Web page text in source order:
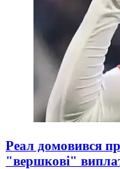
Реал домовився
"вершкові"